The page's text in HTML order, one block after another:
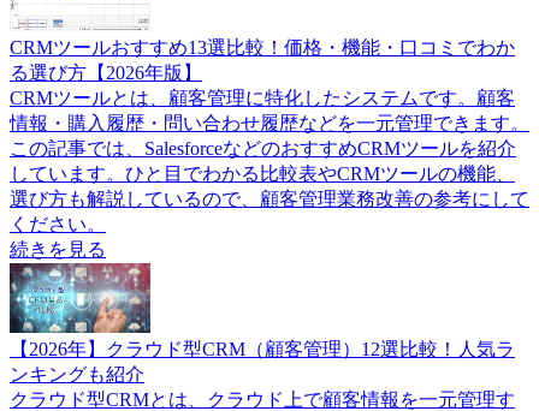
CRMツールおすすめ13選比較！価格・機能・口コミでわか
る選び方【2026年版】
CRMツールとは、顧客管理に特化したシステムです。顧客
情報・購入履歴・問い合わせ履歴などを一元管理できます。
この記事では、SalesforceなどのおすすめCRMツールを紹介
しています。ひと目でわかる比較表やCRMツールの機能、
選び方も解説しているので、顧客管理業務改善の参考にして
ください。
続きを見る
【2026年】クラウド型CRM（顧客管理）12選比較！人気ラ
ンキングも紹介
クラウド型CRMとは、クラウド上で顧客情報を一元管理す